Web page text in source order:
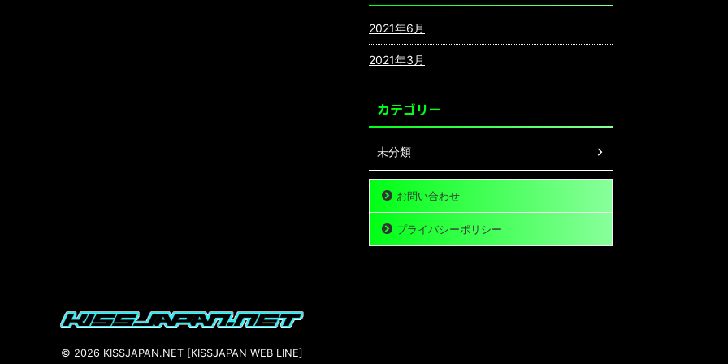
2021年6月
2021年3月
カテゴリー
未分類
お問い合わせ
プライバシーポリシー
© 2026 KISSJAPAN.NET [KISSJAPAN WEB LINE]